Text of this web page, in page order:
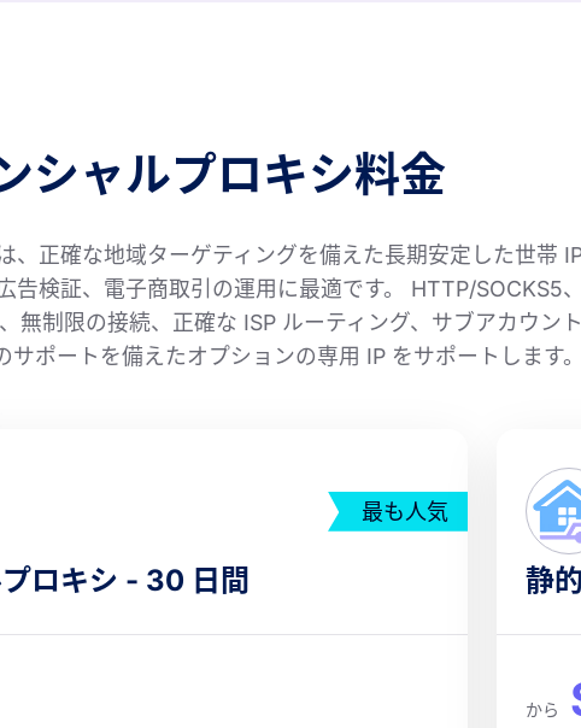
シャルプロキシ料金
、正確な地域ターゲティングを備えた長期安定した世帯
告検証、電子商取引の運用に最適です。 HTTP/SOCKS5、
無制限の接続、正確な ISP ルーティング、サブアカウン
ポートを備えたオプションの専用 IP をサポートします。
最も人気
ロキシ - 30 日間 静
から